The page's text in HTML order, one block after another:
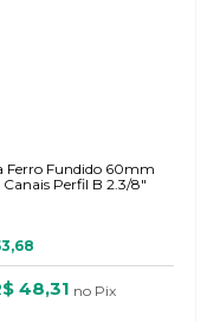
Ferro Fundido 60mm
Canais Perfil B 2.3/8"
48,31 no Pix